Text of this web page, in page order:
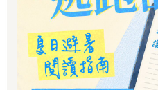
魚」，一旦環境出現任何變化
但如果教給你的是底層邏輯，
不變的底層邏輯，推演出順應時
所以，只有掌握了底層邏輯，只
態地、持續地看清事物的本質。
在這本書中，我把在《5分鐘商